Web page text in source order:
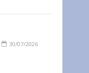
30/07/2026